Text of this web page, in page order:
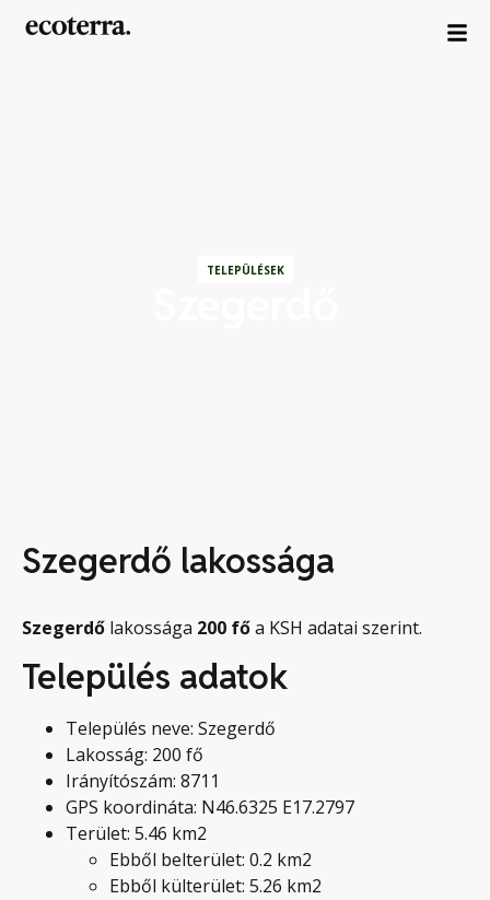
TELEPÜLÉSEK
Szegerdő lakossága
Szegerdő lakossága 200 főa KSH adatai szerint.
Település adatok
Település neve: Szegerdő
Lakosság: 200 fő
Irányítószám: 8711
GPS koordináta: N46.6325 E17.2797
Terület: 5.46 km2
Ebből belterület: 0.2 km2
Ebből külterület: 5.26 km2